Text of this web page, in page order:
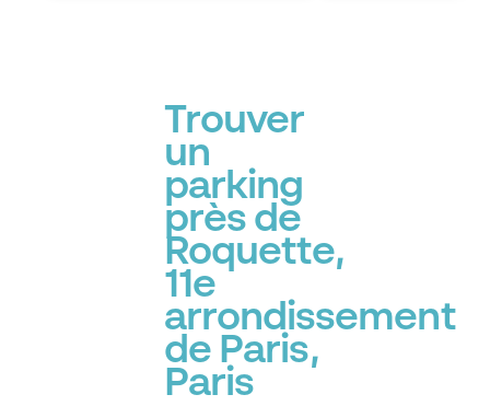
Trouver
un
parking
près de
Roquette,
11e
arrondissement
de Paris,
Paris